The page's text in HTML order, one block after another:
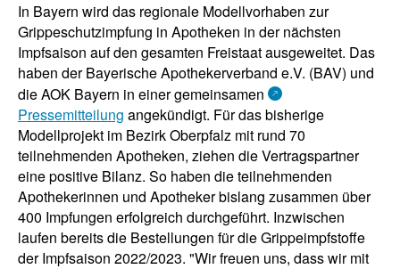
In Bayern wird das regionale Modellvorhaben zur
Grippeschutzimpfung in Apotheken in der nächsten
Impfsaison auf den gesamten Freistaat ausgeweitet. Das
haben der Bayerische Apothekerverband e.V. (BAV) und
die AOK Bayern in einer gemeinsamen
Pressemitteilung angekündigt. Für das bisherige
Modellprojekt im Bezirk Oberpfalz mit rund 70
teilnehmenden Apotheken, ziehen die Vertragspartner
eine positive Bilanz. So haben die teilnehmenden
Apothekerinnen und Apotheker bislang zusammen über
400 Impfungen erfolgreich durchgeführt. Inzwischen
laufen bereits die Bestellungen für die Grippeimpfstoffe
der Impfsaison 2022/2023. "Wir freuen uns, dass wir mit